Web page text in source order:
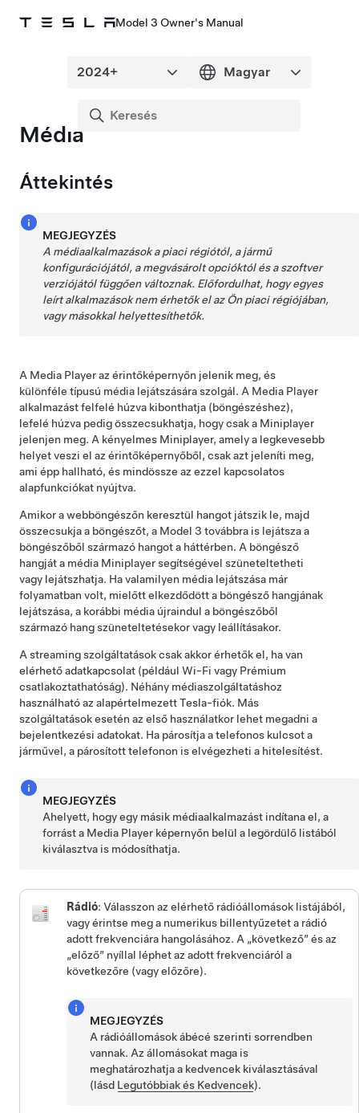
Model 3 Owner's Manual
Média
Áttekintés
MEGJEGYZÉS
A médiaalkalmazások a piaci régiótól, a jármű
konfigurációjától, a megvásárolt opcióktól és a szoftver
verziójától függően változnak. Előfordulhat, hogy egyes
leírt alkalmazások nem érhetők el az Ön piaci régiójában,
vagy másokkal helyettesíthetők.
A Media Player az érintőképernyőn jelenik meg, és
különféle típusú média lejátszására szolgál. A Media Player
alkalmazást felfelé húzva kibonthatja (böngészéshez),
lefelé húzva pedig összecsukhatja, hogy csak a Miniplayer
jelenjen meg. A kényelmes Miniplayer, amely a legkevesebb
helyet veszi el az érintőképernyőből, csak azt jeleníti meg,
ami épp hallható, és mindössze az ezzel kapcsolatos
alapfunkciókat nyújtva.
Amikor a webböngészőn keresztül hangot játszik le, majd
összecsukja a böngészőt, a Model 3 továbbra is lejátsza a
böngészőből származó hangot a háttérben. A böngésző
hangját a média Miniplayer segítségével szüneteltetheti
vagy lejátszhatja. Ha valamilyen média lejátszása már
folyamatban volt, mielőtt elkezdődött a böngésző hangjának
lejátszása, a korábbi média újraindul a böngészőből
származó hang szüneteltetésekor vagy leállításakor.
A streaming szolgáltatások csak akkor érhetők el, ha van
elérhető adatkapcsolat (például Wi-Fi vagy Prémium
csatlakoztathatóság). Néhány médiaszolgáltatáshoz
használható az alapértelmezett Tesla-fiók. Más
szolgáltatások esetén az első használatkor lehet megadni a
bejelentkezési adatokat. Ha párosítja a telefonos kulcsot a
járművel, a párosított telefonon is elvégezheti a hitelesítést.
MEGJEGYZÉS
Ahelyett, hogy egy másik médiaalkalmazást indítana el, a
forrást a Media Player képernyőn belül a legördülő listából
kiválasztva is módosíthatja.
Rádió: Válasszon az elérhető rádióállomások listájából,
vagy érintse meg a numerikus billentyűzetet a rádió
adott frekvenciára hangolásához. A „következő” és az
„előző” nyíllal léphet az adott frekvenciáról a
következőre (vagy előzőre).
MEGJEGYZÉS
A rádióállomások ábécé szerinti sorrendben
vannak. Az állomásokat maga is
meghatározhatja a kedvencek kiválasztásával
(lásd Legutóbbiak és Kedvencek).